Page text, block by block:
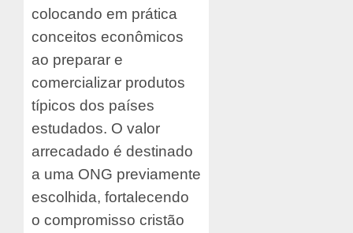
colocando em prática
conceitos econômicos
ao preparar e
comercializar produtos
típicos dos países
estudados. O valor
arrecadado é destinado
a uma ONG previamente
escolhida, fortalecendo
o compromisso cristão